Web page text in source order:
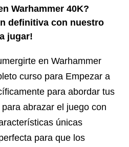
Warhammer 40K?
definitiva con nuestro
jugar!
en Warhammer
curso para Empezar a
para abordar tus
abrazar el juego con
únicas
para que los